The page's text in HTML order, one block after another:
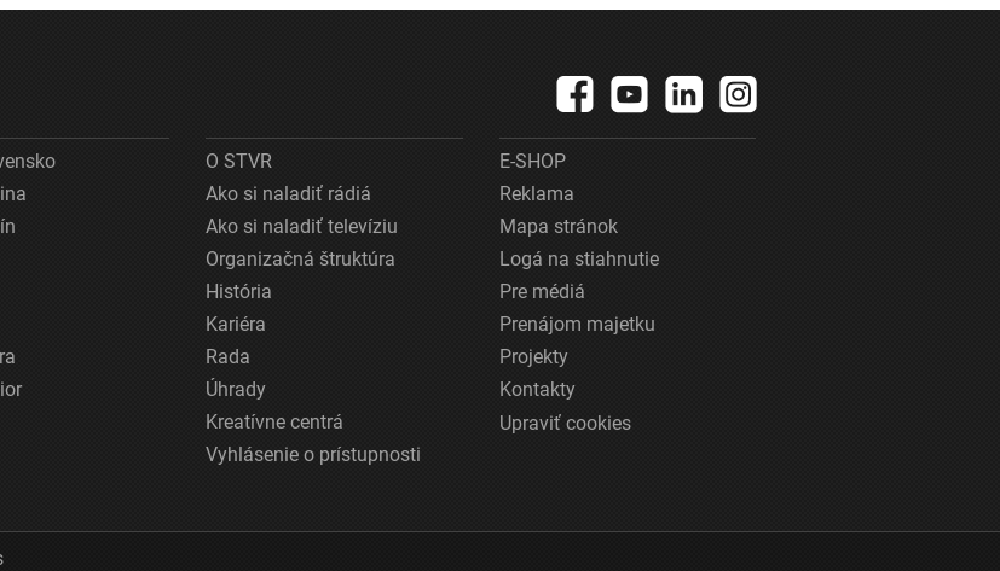
O STVR
Ako si naladiť rádiá
Ako si naladiť televíziu
Organizačná štruktúra
História
Kariéra
Rada
Úhrady
Kreatívne centrá
Vyhlásenie o prístupnosti
E-SHOP
Reklama
Mapa stránok
Logá na stiahnutie
Pre médiá
Prenájom majetku
Projekty
Kontakty
Upraviť cookies